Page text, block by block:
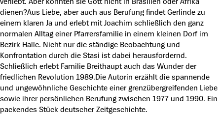
dienen?Aus Liebe, aber auch aus Berufung findet Gerlinde zu
einem klaren Ja und erlebt mit Joachim schließlich den ganz
normalen Alltag einer Pfarrersfamilie in einem kleinen Dorf im
Bezirk Halle. Nicht nur die ständige Beobachtung und
Konfrontation durch die Stasi ist dabei herausfordernd.
Schließlich erlebt Familie Breithaupt auch das Wunder der
friedlichen Revolution 1989.Die Autorin erzählt die spannende
und ungewöhnliche Geschichte einer grenzübergreifenden Liebe
sowie ihrer persönlichen Berufung zwischen 1977 und 1990. Ein
packendes Stück deutscher Zeitgeschichte.